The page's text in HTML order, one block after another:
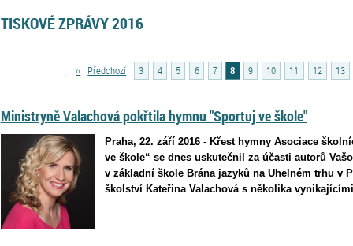
TISKOVÉ ZPRÁVY 2016
‹‹ Předchozí 3 4 5 6 7 8 9 10 11 12 13
Ministryně Valachová pokřtila hymnu "Sportuj ve škole"
Praha, 22. září 2016 - Křest hymny Asociace
ve škole“ se dnes uskutečnil za účasti autorů
v základní škole Brána jazyků na Uhelném trhu v
školství Kateřina Valachová s několika